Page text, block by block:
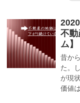
不動
ム】
昔か
た。
が現
価値